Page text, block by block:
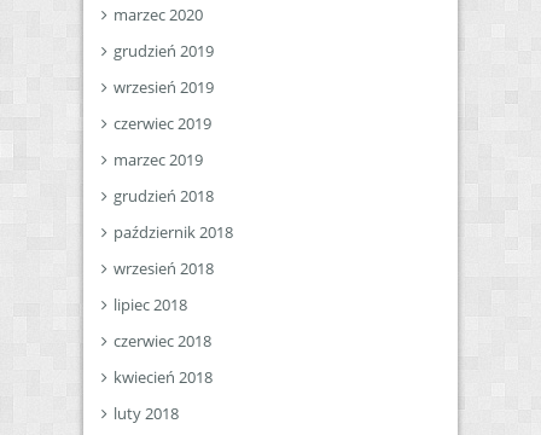
marzec 2020
grudzień 2019
wrzesień 2019
czerwiec 2019
marzec 2019
grudzień 2018
październik 2018
wrzesień 2018
lipiec 2018
czerwiec 2018
kwiecień 2018
luty 2018